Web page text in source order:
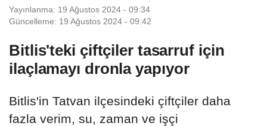
Yayınlanma: 19 Ağustos 2024 - 09:34
Güncelleme: 19 Ağustos 2024 - 09:42
Bitlis'teki çiftçiler tasarruf için
ilaçlamayı dronla yapıyor
Bitlis'in Tatvan ilçesindeki çiftçiler daha
fazla verim, su, zaman ve işçi